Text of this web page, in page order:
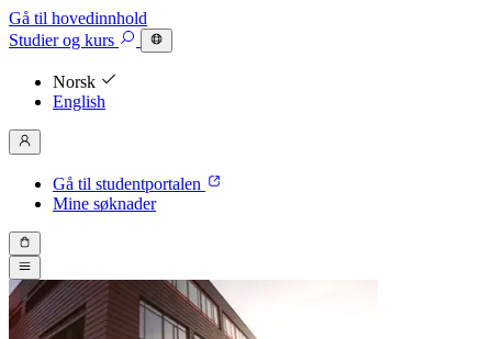
Gå til hovedinnhold
Studierog kurs
Norsk
English
Gå til studentportalen
Mine søknader